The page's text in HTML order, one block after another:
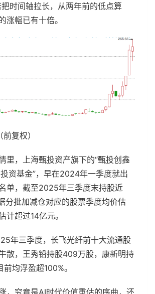
时间轴拉长，从两年前的低点算
涨幅已有十倍。
复权）
里，上海甄投资产旗下的“甄投创鑫
资基金”，早在2024年一季度就出
单，截至2025年三季度末持股近
分批加减仓对应的股票季度均价估
计超过14亿元。
年三季度，长飞光纤前十大流通股
散，王秀铅持股409万股，康新明持
均浮盈超100%。
，究竟是AI时代价值重估的序曲，还